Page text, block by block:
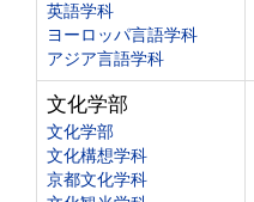
英語学科
ヨーロッパ言語学科
アジア言語学科
文化学部
文化学部
文化構想学科
京都文化学科